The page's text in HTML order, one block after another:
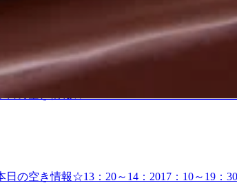
の空き情報☆10：00～15：2015：50～20：
東京都府中市宮町一丁目100番 ル・シーニ
決済・QRコード決済、対応しております♪
の空き情報☆10：00～11：0011：20～12：
】電子マネー決済・QRコード決済、対応し
の空き情報☆13：20～14：2017：10～19